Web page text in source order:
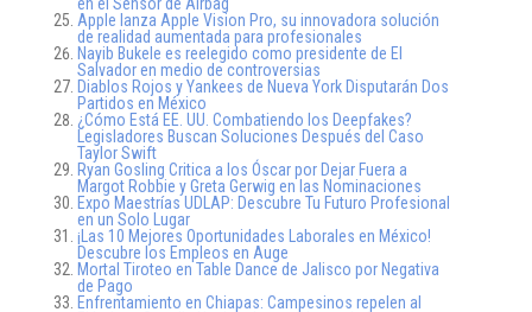
Apple lanza Apple Vision Pro, su innovadora solución
de realidad aumentada para profesionales
Nayib Bukele es reelegido como presidente de El
Salvador en medio de controversias
Diablos Rojos y Yankees de Nueva York Disputarán Dos
Partidos en México
¿Cómo Está EE. UU. Combatiendo los Deepfakes?
Legisladores Buscan Soluciones Después del Caso
Taylor Swift
Ryan Gosling Critica a los Óscar por Dejar Fuera a
Margot Robbie y Greta Gerwig en las Nominaciones
Expo Maestrías UDLAP: Descubre Tu Futuro Profesional
en un Solo Lugar
¡Las 10 Mejores Oportunidades Laborales en México!
Descubre los Empleos en Auge
Mortal Tiroteo en Table Dance de Jalisco por Negativa
de Pago
Enfrentamiento en Chiapas: Campesinos repelen al